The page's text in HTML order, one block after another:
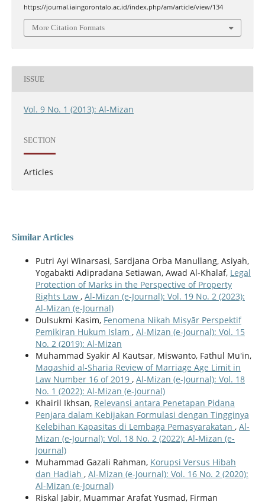
https://journal.iaingorontalo.ac.id/index.php/am/article/view/134
More Citation Formats
ISSUE
Vol. 9 No. 1 (2013): Al-Mizan
SECTION
Articles
Similar Articles
Putri Ayi Winarsasi, Sardjana Orba Manullang, Asiyah,
Yogabakti Adipradana Setiawan, Awad Al-Khalaf, Legal
Protection of Marks in the Perspective of Property
Rights Law , Al-Mizan (e-Journal): Vol. 19 No. 2 (2023):
Al-Mizan (e-Journal)
Dulsukmi Kasim, Fenomena Nikah Misyār Perspektif
Pemikiran Hukum Islam , Al-Mizan (e-Journal): Vol. 15
No. 2 (2019): Al-Mizan
Muhammad Syakir Al Kautsar, Miswanto, Fathul Mu'in,
Maqashid al-Sharia Review of Marriage Age Limit in
Law Number 16 of 2019 , Al-Mizan (e-Journal): Vol. 18
No. 1 (2022): Al-Mizan (e-Journal)
Khairil Ikhsan, Relevansi antara Penetapan Pidana
Penjara dalam Kebijakan Formulasi dengan Tingginya
Kelebihan Kapasitas di Lembaga Pemasyarakatan , Al-
Mizan (e-Journal): Vol. 18 No. 2 (2022): Al-Mizan (e-
Journal)
Muhammad Gazali Rahman, Korupsi Versus Hibah
dan Hadiah , Al-Mizan (e-Journal): Vol. 16 No. 2 (2020):
Al-Mizan (e-Journal)
Riskal Jabir, Muammar Arafat Yusmad, Firman